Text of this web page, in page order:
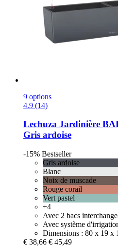
9 options
4.9 (14)
Lechuza Jardinière
Gris ardoise
-15% Bestseller
Gris ardoise
Blanc
Noix de muscade
Rouge corail
Vert pastel
+4
Avec 2 bacs
Avec système
Dimensions : 80 x 19 x
€ 38,66 € 45,49